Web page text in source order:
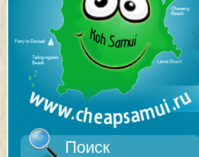
Поиск